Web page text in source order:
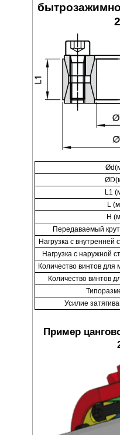
L1
L
H
Передаваемый
Нагрузка с
Нагрузка с наружной
Количество винтов для
Количество винтов
Усилие
Пример